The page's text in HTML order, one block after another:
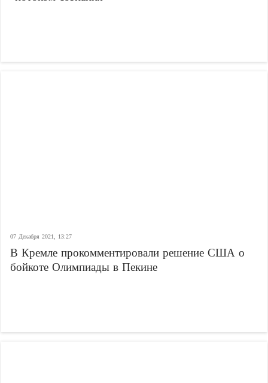
07 Декабря 2021, 13:27
В Кремле прокомментировали решение США о
бойкоте Олимпиады в Пекине